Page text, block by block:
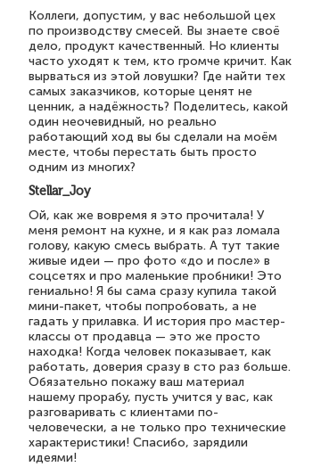
Коллеги, допустим, у вас небольшой цех
по производству смесей. Вы знаете своё
дело, продукт качественный. Но клиенты
часто уходят к тем, кто громче кричит. Как
вырваться из этой ловушки? Где найти тех
самых заказчиков, которые ценят не
ценник, а надёжность? Поделитесь, какой
один неочевидный, но реально
работающий ход вы бы сделали на моём
месте, чтобы перестать быть просто
одним из многих?
Stellar_Joy
Ой, как же вовремя я это прочитала! У
меня ремонт на кухне, и я как раз ломала
голову, какую смесь выбрать. А тут такие
живые идеи — про фото «до и после» в
соцсетях и про маленькие пробники! Это
гениально! Я бы сама сразу купила такой
мини-пакет, чтобы попробовать, а не
гадать у прилавка. И история про мастер-
классы от продавца — это же просто
находка! Когда человек показывает, как
работать, доверия сразу в сто раз больше.
Обязательно покажу ваш материал
нашему прорабу, пусть учится у вас, как
разговаривать с клиентами по-
человечески, а не только про технические
характеристики! Спасибо, зарядили
идеями!